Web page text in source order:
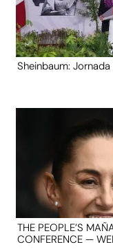
Sheinbaum:
THE PEOPLE’S
CONFERENCE —